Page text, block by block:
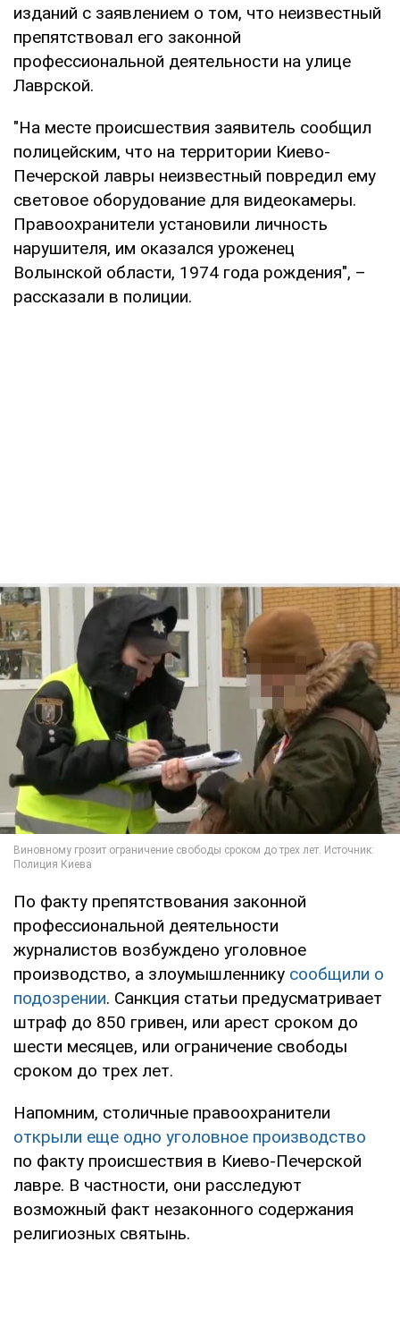
изданий с заявлением о том, что неизвестный
препятствовал его законной
профессиональной деятельности на улице
Лаврской.
"На месте происшествия заявитель сообщил
полицейским, что на территории Киево-
Печерской лавры неизвестный повредил ему
световое оборудование для видеокамеры.
Правоохранители установили личность
нарушителя, им оказался уроженец
Волынской области, 1974 года рождения", –
рассказали в полиции.
По факту препятствования законной
профессиональной деятельности
журналистов возбуждено уголовное
производство, а злоумышленнику сообщили о
подозрении. Санкция статьи предусматривает
штраф до 850 гривен, или арест сроком до
шести месяцев, или ограничение свободы
сроком до трех лет.
Напомним, столичные правоохранители
открыли еще одно уголовное производство
по факту происшествия в Киево-Печерской
лавре. В частности, они расследуют
возможный факт незаконного содержания
религиозных святынь.